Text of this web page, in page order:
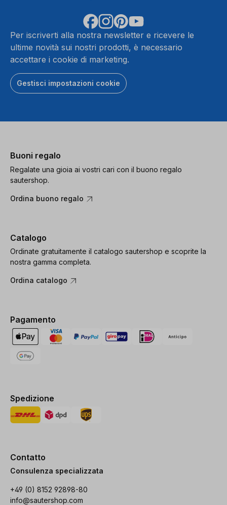
Per iscriverti alla nostra newsletter e ricevere le
ultime novità sui nostri prodotti, è necessario
accettare i cookie di marketing.
Gestisci impostazioni cookie
Buoni regalo
Regalate una gioia ai vostri cari con il buono regalo
sautershop.
Ordina buono regalo
Catalogo
Ordinate gratuitamente il catalogo sautershop e scoprite la
nostra gamma completa.
Ordina catalogo
Pagamento
Spedizione
Contatto
Consulenza specializzata
+49 (0) 8152 92898-80
info@sautershop.com